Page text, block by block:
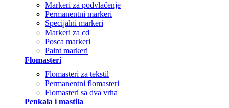
Markeri za podvlačenje
Permanentni markeri
Specijalni markeri
Markeri za cd
Posca markeri
Paint markeri
Flomasteri
Flomasteri za tekstil
Permanentni flomasteri
Flomasteri sa dva vrha
Penkala i mastila